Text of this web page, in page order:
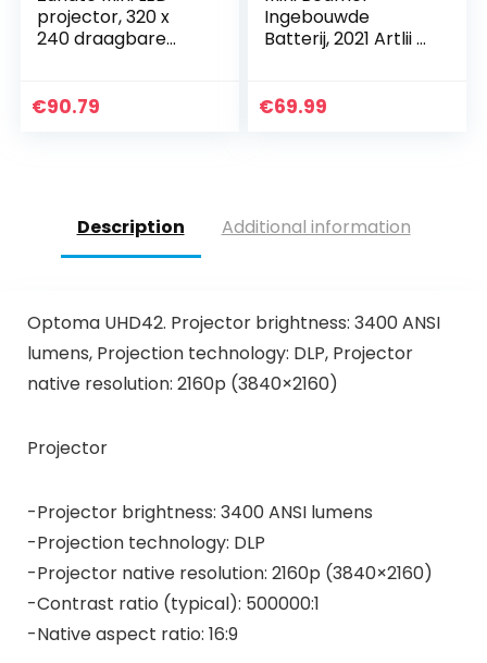
projector, 320 x
240 draagbare
voor videofilm,
€90.79
Ingebouwde
Batterij, 2021 Artlii Q
Ondersteund,
€69.99
Description Additional information
Optoma UHD42. Projector brightness: 3400 ANSI
lumens, Projection technology: DLP, Projector
native resolution: 2160p (3840×2160)
Projector
-Projector brightness: 3400 ANSI lumens
-Projection technology: DLP
-Projector native resolution: 2160p (3840×2160)
-Contrast ratio (typical): 500000:1
-Native aspect ratio: 16:9